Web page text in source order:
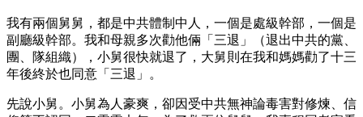
我有兩個舅舅，都是中共體制中人，一個是處級幹部，一個是
副廳級幹部。我和母親多次勸他倆「三退」（退出中共的黨、
團、隊組織），小舅很快就退了，大舅則在我和媽媽勸了十三
年後終於也同意「三退」。
先說小舅。小舅為人豪爽，卻因受中共無神論毒害對修煉、信